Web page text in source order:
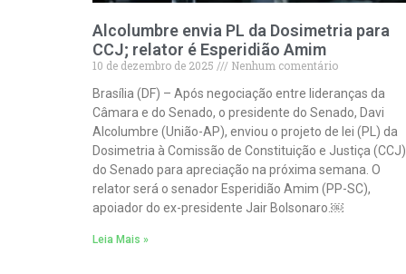
Alcolumbre envia PL da Dosimetria para
CCJ; relator é Esperidião Amim
10 de dezembro de 2025
Nenhum comentário
Brasília (DF) – Após negociação entre lideranças da
Câmara e do Senado, o presidente do Senado, Davi
Alcolumbre (União-AP), enviou o projeto de lei (PL) da
Dosimetria à Comissão de Constituição e Justiça (CCJ)
do Senado para apreciação na próxima semana. O
relator será o senador Esperidião Amim (PP-SC),
apoiador do ex-presidente Jair Bolsonaro.￼
Leia Mais »